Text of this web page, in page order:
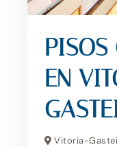
PISOS
EN
Vitoria-